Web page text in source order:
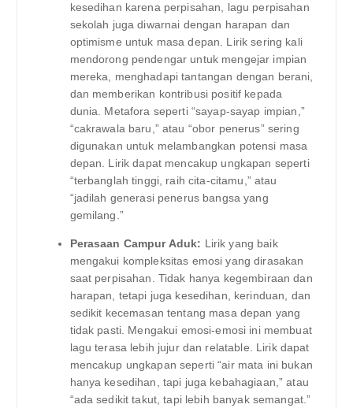
kesedihan karena perpisahan, lagu perpisahan
sekolah juga diwarnai dengan harapan dan
optimisme untuk masa depan. Lirik sering kali
mendorong pendengar untuk mengejar impian
mereka, menghadapi tantangan dengan berani,
dan memberikan kontribusi positif kepada
dunia. Metafora seperti “sayap-sayap impian,”
“cakrawala baru,” atau “obor penerus” sering
digunakan untuk melambangkan potensi masa
depan. Lirik dapat mencakup ungkapan seperti
“terbanglah tinggi, raih cita-citamu,” atau
“jadilah generasi penerus bangsa yang
gemilang.”
Perasaan Campur Aduk: Lirik yang baik
mengakui kompleksitas emosi yang dirasakan
saat perpisahan. Tidak hanya kegembiraan dan
harapan, tetapi juga kesedihan, kerinduan, dan
sedikit kecemasan tentang masa depan yang
tidak pasti. Mengakui emosi-emosi ini membuat
lagu terasa lebih jujur dan relatable. Lirik dapat
mencakup ungkapan seperti “air mata ini bukan
hanya kesedihan, tapi juga kebahagiaan,” atau
“ada sedikit takut, tapi lebih banyak semangat.”